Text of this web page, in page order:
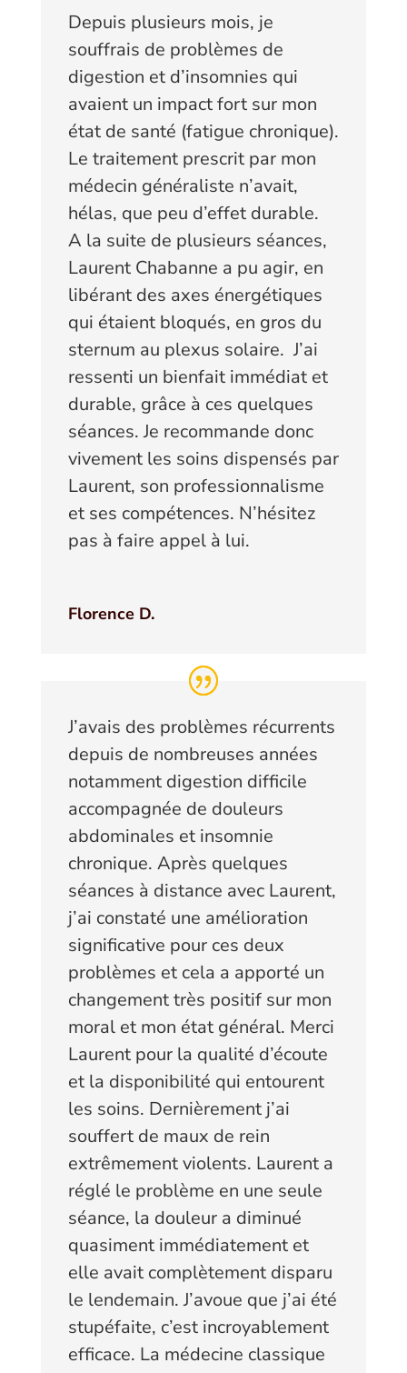
Depuis plusieurs mois, je
souffrais de problèmes de
digestion et d’insomnies qui
avaient un impact fort sur mon
état de santé (fatigue chronique).
Le traitement prescrit par mon
médecin généraliste n’avait,
hélas, que peu d’effet durable.
A la suite de plusieurs séances,
Laurent Chabanne a pu agir, en
libérant des axes énergétiques
qui étaient bloqués, en gros du
sternum au plexus solaire.J’ai
ressenti un bienfait immédiat et
durable, grâce à ces quelques
séances. Je recommande donc
vivement les soins dispensés par
Laurent, son professionnalisme
et ses compétences. N’hésitez
pas à faire appel à lui.
Florence D.
J’avais des problèmes récurrents
depuis de nombreuses années
notamment digestion difficile
accompagnée de douleurs
abdominales et insomnie
chronique. Après quelques
séances à distance avec Laurent,
j’ai constaté une amélioration
significative pour ces deux
problèmes et cela a apporté un
changement très positif sur mon
moral et mon état général. Merci
Laurent pour la qualité d’écoute
et la disponibilité qui entourent
les soins. Dernièrement j’ai
souffert de maux de rein
extrêmement violents. Laurent a
réglé le problème en une seule
séance, la douleur a diminué
quasiment immédiatement et
elle avait complètement disparu
le lendemain. J’avoue que j’ai été
stupéfaite, c’est incroyablement
efficace. La médecine classique